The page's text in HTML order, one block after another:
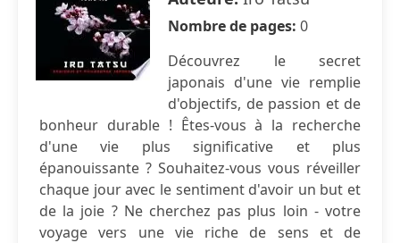
Nombre de pages: 0
Découvrez le secret
japonais d'une vie remplie
d'objectifs, de passion et de
bonheur durable ! Êtes-vous à la recherche
d'une vie plus significative et plus
épanouissante ? Souhaitez-vous vous réveiller
chaque jour avec le sentiment d'avoir un but et
de la joie ? Ne cherchez pas plus loin - votre
voyage vers une vie riche de sens et de